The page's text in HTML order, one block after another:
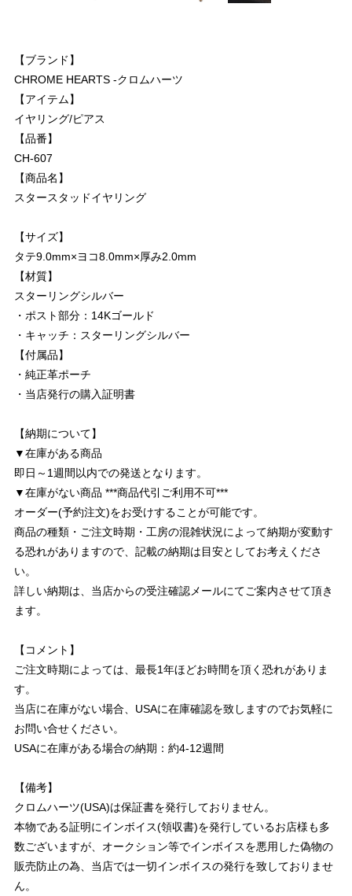
【ブランド】
CHROME HEARTS -クロムハーツ
【アイテム】
イヤリング/ピアス
【品番】
CH-607
【商品名】
スタースタッドイヤリング
【サイズ】
タテ9.0mm×ヨコ8.0mm×厚み2.0mm
【材質】
スターリングシルバー
・ポスト部分：14Kゴールド
・キャッチ：スターリングシルバー
【付属品】
・純正革ポーチ
・当店発行の購入証明書
【納期について】
▼在庫がある商品
即日～1週間以内での発送となります。
▼在庫がない商品 ***商品代引ご利用不可***
オーダー(予約注文)をお受けすることが可能です。
商品の種類・ご注文時期・工房の混雑状況によって納期が変動す
る恐れがありますので、記載の納期は目安としてお考えくださ
い。
詳しい納期は、当店からの受注確認メールにてご案内させて頂き
ます。
【コメント】
ご注文時期によっては、最長1年ほどお時間を頂く恐れがありま
す。
当店に在庫がない場合、USAに在庫確認を致しますのでお気軽に
お問い合せください。
USAに在庫がある場合の納期：約4-12週間
【備考】
クロムハーツ(USA)は保証書を発行しておりません。
本物である証明にインボイス(領収書)を発行しているお店様も多
数ございますが、オークション等でインボイスを悪用した偽物の
販売防止の為、当店では一切インボイスの発行を致しておりませ
ん。